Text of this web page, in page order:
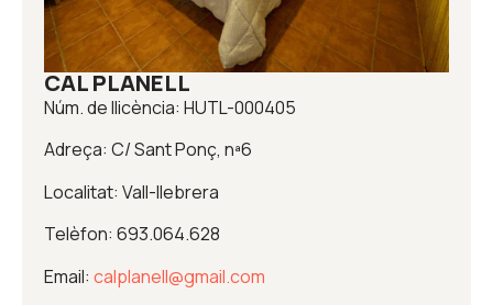
CAL PLANELL
Núm. de llicència: HUTL-000405
Adreça: C/ Sant Ponç, nª6
Localitat: Vall-llebrera
Telèfon: 693.064.628
Email: calplanell@gmail.com